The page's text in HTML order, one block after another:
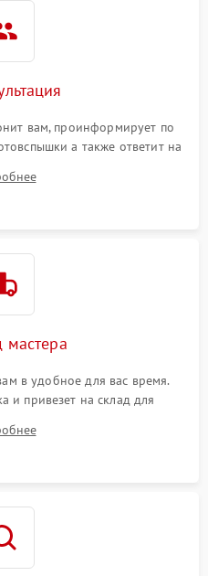
вам, проинформирует по
а также ответит на
мастера
в удобное для вас время.
и привезет на склад для